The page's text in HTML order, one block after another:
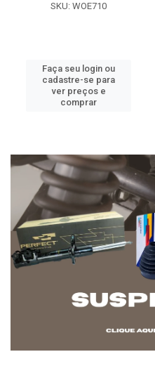
SKU: WOE710
Faça seu login ou
cadastre-se para
ver preços e
comprar